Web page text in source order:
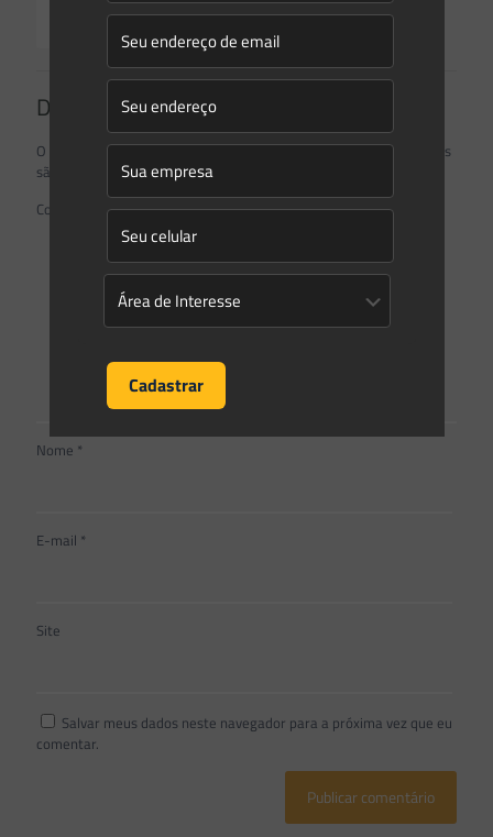
Read more
Deixe um comentário
O seu endereço de e-mail não será publicado.Campos obrigatórios
são marcados com*
Comentário*
Nome *
E-mail *
Site
Salvar meus dados neste navegador para a próxima vez que eu
comentar.